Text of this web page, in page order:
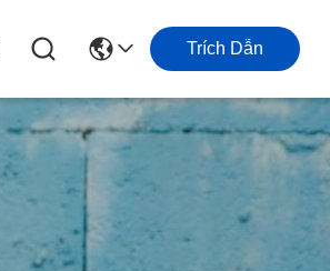
Trích Dẫn